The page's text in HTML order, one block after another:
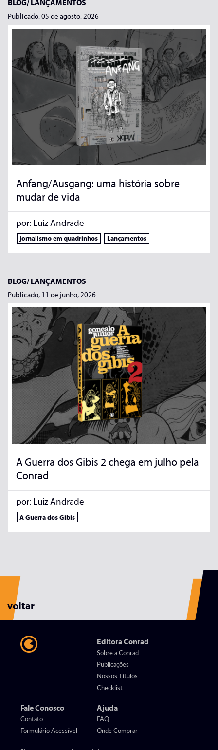
BLOG/LANÇAMENTOS
Publicado, 05 de agosto, 2026
Anfang/Ausgang: uma história sobre
mudar de vida
por: Luiz Andrade
jornalismo em quadrinhos Lançamentos
BLOG/LANÇAMENTOS
Publicado, 11 de junho, 2026
A Guerra dos Gibis 2 chega em julho pela
Conrad
por: Luiz Andrade
A Guerra dos Gibis
voltar
Editora Conrad
Sobre a Conrad
Publicações
Nossos Títulos
Checklist
Fale Conosco
Contato
Formulário Acessível
Ajuda
FAQ
Onde Comprar